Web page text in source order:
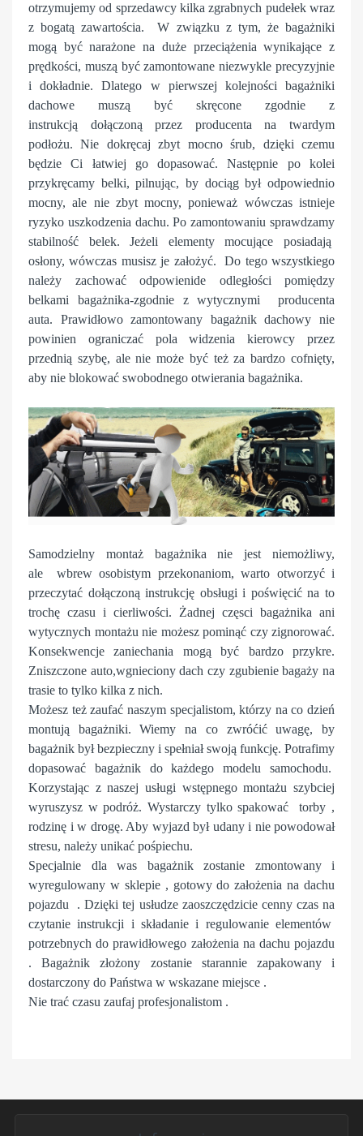
otrzymujemy od sprzedawcy kilka zgrabnych pudełek wraz
z bogatą zawartościa. W związku z tym, że bagażniki
mogą być narażone na duże przeciążenia wynikające z
prędkości, muszą być zamontowane niezwykle precyzyjnie
i dokładnie. Dlatego w pierwszej kolejności bagażniki
dachowe muszą być skręcone zgodnie z
instrukcją dołączoną przez producenta na twardym
podłożu. Nie dokręcaj zbyt mocno śrub, dzięki czemu
będzie Ci łatwiej go dopasować. Następnie po kolei
przykręcamy belki, pilnując, by dociąg był odpowiednio
mocny, ale nie zbyt mocny, ponieważ wówczas istnieje
ryzyko uszkodzenia dachu. Po zamontowaniu sprawdzamy
stabilność belek. Jeżeli elementy mocujące posiadają
osłony, wówczas musisz je założyć. Do tego wszystkiego
należy zachować odpowienide odległości pomiędzy
belkami bagażnika-zgodnie z wytycznymi producenta
auta. Prawidłowo zamontowany bagażnik dachowy nie
powinien ograniczać pola widzenia kierowcy przez
przednią szybę, ale nie może być też za bardzo cofnięty,
aby nie blokować swobodnego otwierania bagażnika.
Samodzielny montaż bagażnika nie jest niemożliwy,
ale wbrew osobistym przekonaniom, warto otworzyć i
przeczytać dołączoną instrukcję obsługi i poświęcić na to
trochę czasu i cierliwości. Żadnej częsci bagażnika ani
wytycznych montażu nie możesz pominąć czy zignorować.
Konsekwencje zaniechania mogą być bardzo przykre.
Zniszczone auto,wgnieciony dach czy zgubienie bagaży na
trasie to tylko kilka z nich.
Możesz też zaufać naszym specjalistom, którzy na co dzień
montują bagażniki. Wiemy na co zwróćić uwagę, by
bagażnik był bezpieczny i spełniał swoją funkcję. Potrafimy
dopasować bagażnik do każdego modelu samochodu.
Korzystając z naszej usługi wstępnego montażu szybciej
wyruszysz w podróż. Wystarczy tylko spakować torby ,
rodzinę i w drogę. Aby wyjazd był udany i nie powodował
stresu, należy unikać pośpiechu.
Specjalnie dla was bagażnik zostanie zmontowany i
wyregulowany w sklepie , gotowy do założenia na dachu
pojazdu . Dzięki tej usłudze zaoszczędzicie cenny czas na
czytanie instrukcji i składanie i regulowanie elementów
potrzebnych do prawidłowego założenia na dachu pojazdu
. Bagażnik złożony zostanie starannie zapakowany i
dostarczony do Państwa w wskazane miejsce .
Nie trać czasu zaufaj profesjonalistom .